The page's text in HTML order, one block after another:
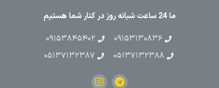
ما 24 ساعت شبانه روز در کنار شما هستیم
۰۹۱۵۳۱۳۰۸۳۶
۰۹۱۵۳۸۴۵۴۰۲
۰۵۱۳۷۱۳۲۳۸۸
۰۵۱۳۷۱۳۲۳۸۷